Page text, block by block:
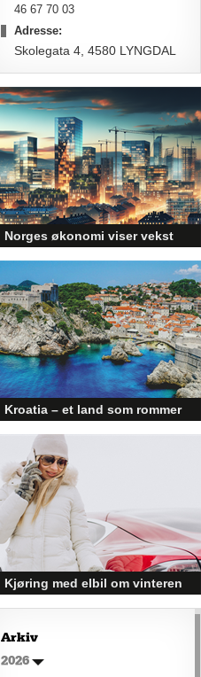
46 67 70 03
Adresse:
Skolegata 4, 4580 LYNGDAL
Norges økonomi viser vekst
og påvirker byggebransjen
Den norske økonomien har vist
jevn vekst de siste tre kvartalene,
noe som skaper optimisme på
tvers av ulike sektorer.
Byggebransjen er spesielt godt
posisjonert til å dra nytte av denne
økonomiske oppgangen.
Kroatia – et land som rommer
mer enn kysten
Kroatia forbindes ofte med sol,
bading og klart hav, men landet
har langt flere sider enn det
førsteinntrykket mange sitter igjen
med.
Kjøring med elbil om vinteren
– hvordan få bedre
rekkevidde?
Elbiler (EV) representerer
fremtiden for transport, men deres
Arkiv
2026